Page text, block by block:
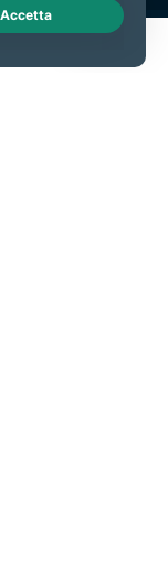
Live Chat